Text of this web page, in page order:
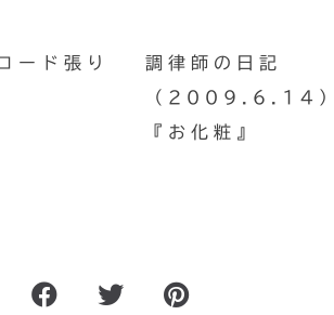
ード張り
調律師の日記
（2009.6.14）
『お化粧』
ポー